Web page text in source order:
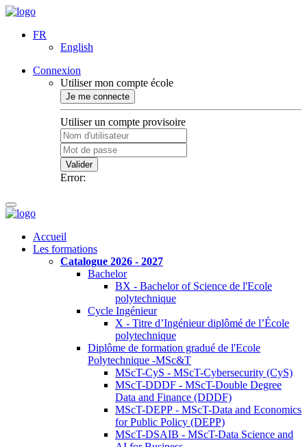
FR
English
Connexion
Utiliser mon compte école
Je me connecte
Utiliser un compte provisoire
Valider
Error:
Accueil
Les formations
Catalogue 2026 - 2027
Bachelor
BX - Bachelor of Science de l'Ecole
polytechnique
Cycle Ingénieur
X - Titre d’Ingénieur diplômé de l’École
polytechnique
Diplôme de formation gradué de l'Ecole
Polytechnique -MSc&T
MScT-CyS - MScT-Cybersecurity (CyS)
MScT-DDDF - MScT-Double Degree
Data and Finance (DDDF)
MScT-DEPP - MScT-Data and Economics
for Public Policy (DEPP)
MScT-DSAIB - MScT-Data Science and